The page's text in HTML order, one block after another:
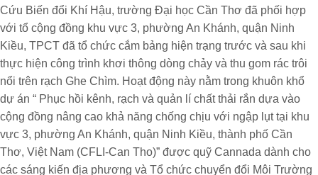
Cứu Biến đổi Khí Hậu, trường Đại học Cần Thơ đã phối hợp
với tổ cộng đồng khu vực 3, phường An Khánh, quận Ninh
Kiều, TPCT đã tổ chức cắm bảng hiện trạng trước và sau khi
thực hiện công trình khơi thông dòng chảy và thu gom rác trôi
nổi trên rạch Ghe Chìm. Hoạt động này nằm trong khuôn khổ
dự án “ Phục hồi kênh, rạch và quản lí chất thải rắn dựa vào
cộng đồng nâng cao khả năng chống chịu với ngập lụt tại khu
vực 3, phường An Khánh, quận Ninh Kiều, thành phố Cần
Thơ, Việt Nam (CFLI-Can Tho)” được quỹ Cannada dành cho
các sáng kiến địa phương và Tổ chức chuyển đổi Môi Trường